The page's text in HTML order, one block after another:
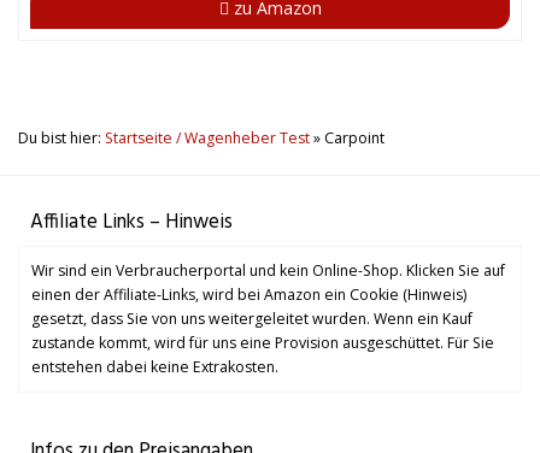
zu Amazon
Du bist hier: Startseite / Wagenheber Test» Carpoint
Affiliate Links – Hinweis
Wir sind ein Verbraucherportal und kein Online-Shop. Klicken Sie auf
einen der Affiliate-Links, wird bei Amazon ein Cookie (Hinweis)
gesetzt, dass Sie von uns weitergeleitet wurden. Wenn ein Kauf
zustande kommt, wird für uns eine Provision ausgeschüttet. Für Sie
entstehen dabei keine Extrakosten.